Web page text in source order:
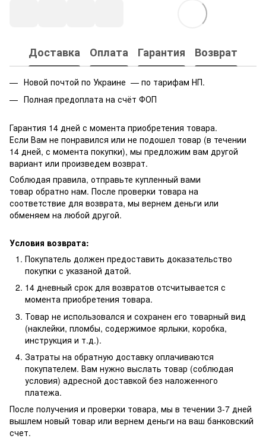
Доставка Оплата Гарантия Возврат
Новой почтой по Украине — по тарифам НП.
Полная предоплата на счёт ФОП
Гарантия 14 дней с момента приобретения товара.
Если Вам не понравился или не подошел товар (в течении
14 дней, с момента покупки), мы предложим вам другой
вариант или произведем возврат.
Соблюдая правила, отправьте купленный вами
товар обратно нам. После проверки товара на
соответствие для возврата, мы вернем деньги или
обменяем на любой другой.
Условия возврата:
Покупатель должен предоставить доказательство
покупки с указаной датой.
14 дневный срок для возвратов отсчитывается с
момента приобретения товара.
Товар не использовался и сохранен его товарный вид
(наклейки, пломбы, содержимое ярлыки, коробка,
инструкция и т.д.).
Затраты на обратную доставку оплачиваются
покупателем. Вам нужно выслать товар (соблюдая
условия) адресной доставкой без наложенного
платежа.
После получения и проверки товара, мы в течении 3-7 дней
вышлем новый товар или вернем деньги на ваш банковский
счет.